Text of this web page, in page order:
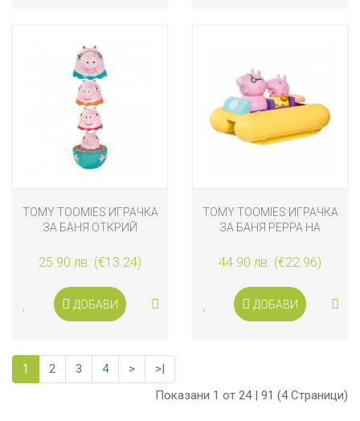
TOMY TOOMIES ИГРАЧКА
ЗА БАНЯ ОТКРИЙ
PIG
25.90 лв. (€13.24)
ДОБАВИ
TOMY TOOMIES ИГРАЧКА
ЗА БАНЯ PEPPA НА
44.90 лв. (€22.96)
ДОБАВИ
1 2 3 4 >
>|
Показани 1 от 24 | 91 (4 Страници)